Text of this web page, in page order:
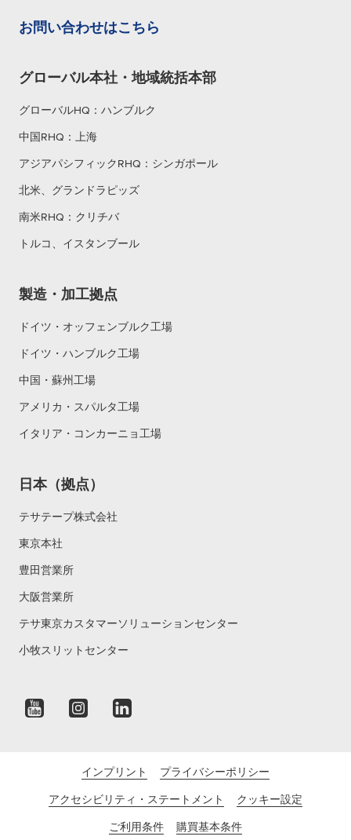
お問い合わせはこちら
グローバル本社・地域統括本部
グローバルHQ：ハンブルク
中国RHQ：上海
アジアパシフィックRHQ：シンガポール
北米、グランドラピッズ
南米RHQ：クリチバ
トルコ、イスタンブール
製造・加工拠点
ドイツ・オッフェンブルク工場
ドイツ・ハンブルク工場
中国・蘇州工場
アメリカ・スパルタ工場
イタリア・コンカーニョ工場
日本（拠点）
テサテープ株式会社
東京本社
豊田営業所
大阪営業所
テサ東京カスタマーソリューションセンター
小牧スリットセンター
インプリント プライバシーポリシー
アクセシビリティ・ステートメント クッキー設定
ご利用条件 購買基本条件